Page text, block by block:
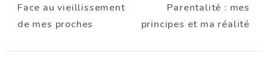
d'article
Face au vieillissement
de mes proches
Parentalité : mes
principes et ma réalité